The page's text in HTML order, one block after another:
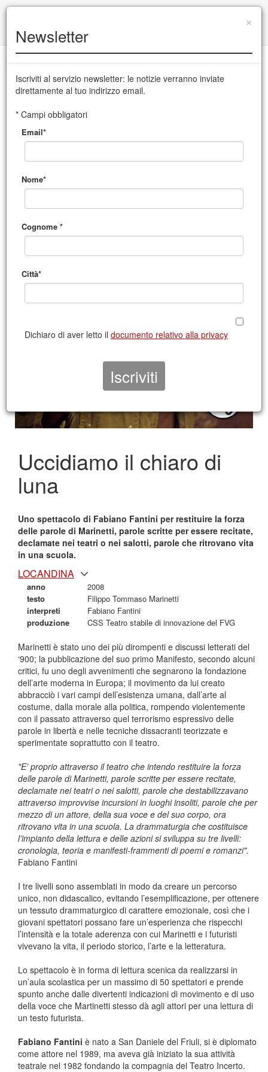
English version
CSS Teatro stabile di innovazione del Friuli Venezia Giulia
MENU
Uccidiamo il chiaro di
luna
Uno spettacolo di Fabiano Fantini per restituire la forza
delle parole di Marinetti, parole scritte per essere recitate,
declamate nei teatri o nei salotti, parole che ritrovano vita
in una scuola.
LOCANDINA
anno
2008
testo
Filippo Tommaso Marinetti
interpreti
Fabiano Fantini
produzione
CSS Teatro stabile di innovazione del FVG
Marinetti è stato uno dei più dirompenti e discussi letterati del
‘900; la pubblicazione del suo primo Manifesto, secondo alcuni
critici, fu uno degli avvenimenti che segnarono la fondazione
dell’arte moderna in Europa; il movimento da lui creato
abbracciò i vari campi dell’esistenza umana, dall’arte al
costume, dalla morale alla politica, rompendo violentemente
con il passato attraverso quel terrorismo espressivo delle
parole in libertà e nelle tecniche dissacranti teorizzate e
sperimentate soprattutto con il teatro.
"E’ proprio attraverso il teatro che intendo restituire la forza
delle parole di Marinetti, parole scritte per essere recitate,
declamate nei teatri o nei salotti, parole che destabilizzavano
attraverso improvvise incursioni in luoghi insoliti, parole che per
mezzo di un attore, della sua voce e del suo corpo, ora
ritrovano vita in una scuola. La drammaturgia che costituisce
l’impianto della lettura e delle azioni si sviluppa su tre livelli:
cronologia, teoria e manifesti-frammenti di poemi e romanzi".
Fabiano Fantini
I tre livelli sono assemblati in modo da creare un percorso
unico, non didascalico, evitando l’esemplificazione, per ottenere
un tessuto drammaturgico di carattere emozionale, così che i
giovani spettatori possano fare un’esperienza che rispecchi
l’intensità e la totale aderenza con cui Marinetti e i futuristi
vivevano la vita, il periodo storico, l’arte e la letteratura.
Lo spettacolo è in forma di lettura scenica da realizzarsi in
un’aula scolastica per un massimo di 50 spettatori e prende
spunto anche dalle divertenti indicazioni di movimento e di uso
della voce che Martinetti stesso dà agli attori per una lettura di
un testo futurista.
Fabiano Fantini è nato a San Daniele del Friuli, si è diplomato
come attore nel 1989, ma aveva già iniziato la sua attività
teatrale nel 1982 fondando la compagnia del Teatro Incerto.
×
Newsletter
Iscriviti al servizio newsletter: le notizie verranno inviate
direttamente al tuo indirizzo email.
* Campi obbligatori
Email*
Nome*
Cognome *
Città*
Dichiaro di aver letto il documento relativo alla privacy